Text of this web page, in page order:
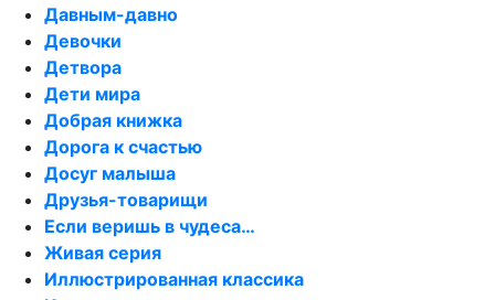
Давным-давно
Девочки
Детвора
Дети мира
Добрая книжка
Дорога к счастью
Досуг малыша
Друзья-товарищи
Если веришь в чудеса…
Живая серия
Иллюстрированная классика